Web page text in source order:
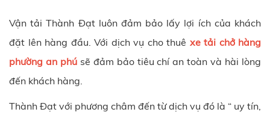
Vận tải Thành Đạtluôn đảm bảo lấy lợi ích của khách
đặt lên hàng đầu. Với dịch vụ cho thuê xe tải chở hàng
phường an phú sẽ đảm bảo tiêu chí an toàn và hài lòng
đến khách hàng.
Thành Đạt với phương châm đến từ dịch vụ đó là “ uy tín,